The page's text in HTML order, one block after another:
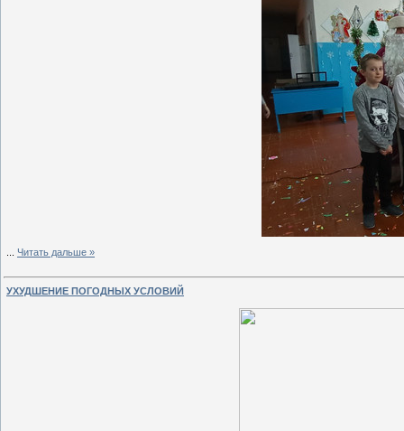
Читать дальше »
УХУДШЕНИЕ ПОГОДНЫХ УСЛОВИЙ